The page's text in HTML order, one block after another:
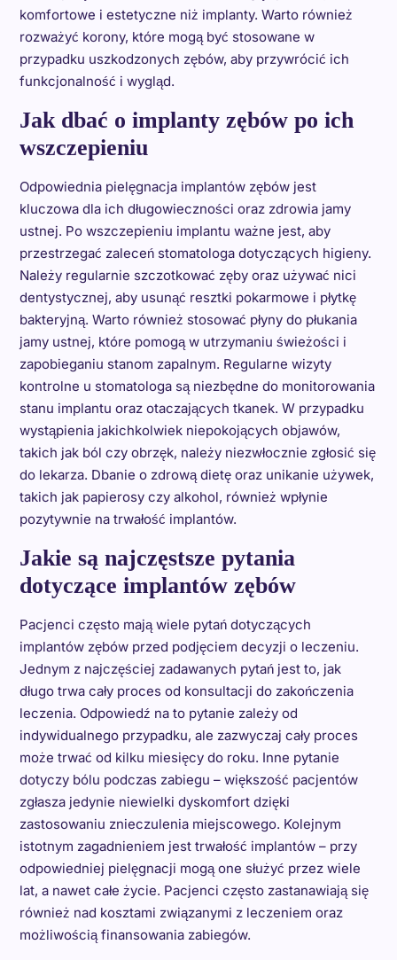
komfortowe i estetyczne niż implanty. Warto również
rozważyć korony, które mogą być stosowane w
przypadku uszkodzonych zębów, aby przywrócić ich
funkcjonalność i wygląd.
Jak dbać o implanty zębów po ich
wszczepieniu
Odpowiednia pielęgnacja implantów zębów jest
kluczowa dla ich długowieczności oraz zdrowia jamy
ustnej. Po wszczepieniu implantu ważne jest, aby
przestrzegać zaleceń stomatologa dotyczących higieny.
Należy regularnie szczotkować zęby oraz używać nici
dentystycznej, aby usunąć resztki pokarmowe i płytkę
bakteryjną. Warto również stosować płyny do płukania
jamy ustnej, które pomogą w utrzymaniu świeżości i
zapobieganiu stanom zapalnym. Regularne wizyty
kontrolne u stomatologa są niezbędne do monitorowania
stanu implantu oraz otaczających tkanek. W przypadku
wystąpienia jakichkolwiek niepokojących objawów,
takich jak ból czy obrzęk, należy niezwłocznie zgłosić się
do lekarza. Dbanie o zdrową dietę oraz unikanie używek,
takich jak papierosy czy alkohol, również wpłynie
pozytywnie na trwałość implantów.
Jakie są najczęstsze pytania
dotyczące implantów zębów
Pacjenci często mają wiele pytań dotyczących
implantów zębów przed podjęciem decyzji o leczeniu.
Jednym z najczęściej zadawanych pytań jest to, jak
długo trwa cały proces od konsultacji do zakończenia
leczenia. Odpowiedź na to pytanie zależy od
indywidualnego przypadku, ale zazwyczaj cały proces
może trwać od kilku miesięcy do roku. Inne pytanie
dotyczy bólu podczas zabiegu – większość pacjentów
zgłasza jedynie niewielki dyskomfort dzięki
zastosowaniu znieczulenia miejscowego. Kolejnym
istotnym zagadnieniem jest trwałość implantów – przy
odpowiedniej pielęgnacji mogą one służyć przez wiele
lat, a nawet całe życie. Pacjenci często zastanawiają się
również nad kosztami związanymi z leczeniem oraz
możliwością finansowania zabiegów.